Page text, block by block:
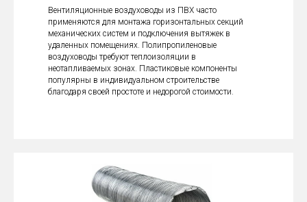
Вентиляционные воздуховоды из ПВХ часто
применяются для монтажа горизонтальных секций
механических систем и подключения вытяжек в
удаленных помещениях. Полипропиленовые
воздуховоды требуют теплоизоляции в
неотапливаемых зонах. Пластиковые компоненты
популярны в индивидуальном строительстве
благодаря своей простоте и недорогой стоимости.